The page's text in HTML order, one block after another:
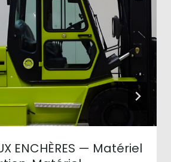
ENCHÈRES — Matériel